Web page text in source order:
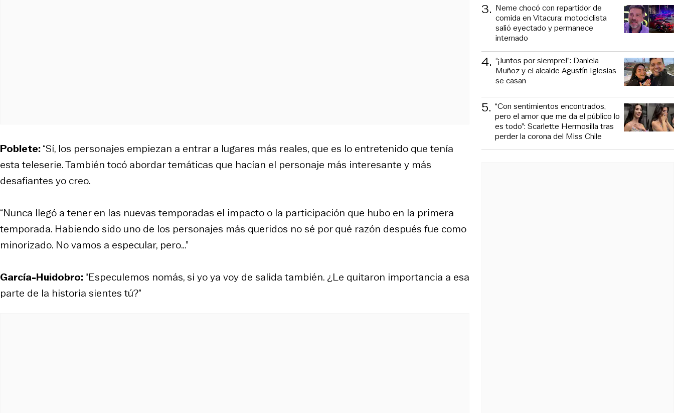
Poblete:“Sí, los personajes empiezan a entrar a lugares más reales, que es lo entretenido que tenía
esta teleserie. También tocó abordar temáticas que hacían el personaje más interesante y más
desafiantes yo creo.
“Nunca llegó a tener en las nuevas temporadas el impacto o la participación que hubo en la primera
temporada. Habiendo sido uno de los personajes más queridos no sé por qué razón después fue como
minorizado. No vamos a especular, pero…”
García-Huidobro:“Especulemos nomás, si yo ya voy de salida también. ¿Le quitaron importancia a esa
parte de la historia sientes tú?”
3. Neme chocó con repartidor de
comida en Vitacura: motociclista
salió eyectado y permanece
internado
4. “¡Juntos por siempre!”: Daniela
Muñoz y el alcalde Agustín Iglesias
se casan
5. “Con sentimientos encontrados,
pero el amor que me da el público lo
es todo”: Scarlette Hermosilla tras
perder la corona del Miss Chile